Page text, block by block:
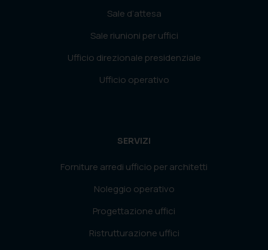
Sale d’attesa
Sale riunioni per uffici
Ufficio direzionale presidenziale
Ufficio operativo
SERVIZI
Forniture arredi ufficio per architetti
Noleggio operativo
Progettazione uffici
Ristrutturazione uffici